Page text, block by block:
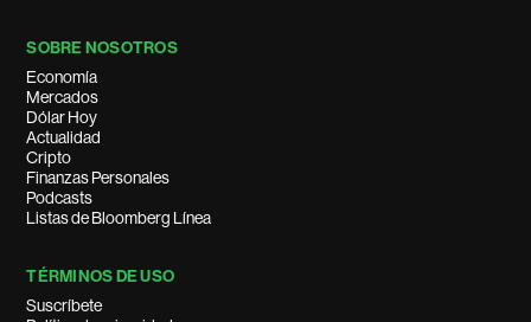
SOBRE NOSOTROS
Economía
Mercados
Dólar Hoy
Actualidad
Cripto
Finanzas Personales
Podcasts
Listas de Bloomberg Línea
TÉRMINOS DE USO
Suscríbete